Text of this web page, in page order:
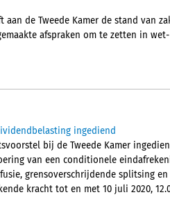
de Tweede Kamer de stand van
afspraken om te zetten in
ingediend
bij de Tweede Kamer
van een conditionele
grensoverschrijdende splitsing
kracht tot en met 10 juli 2020,